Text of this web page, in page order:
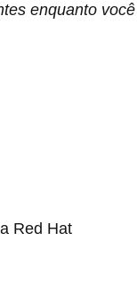
enquanto você
Red Hat